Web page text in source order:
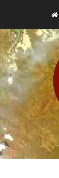
contenu